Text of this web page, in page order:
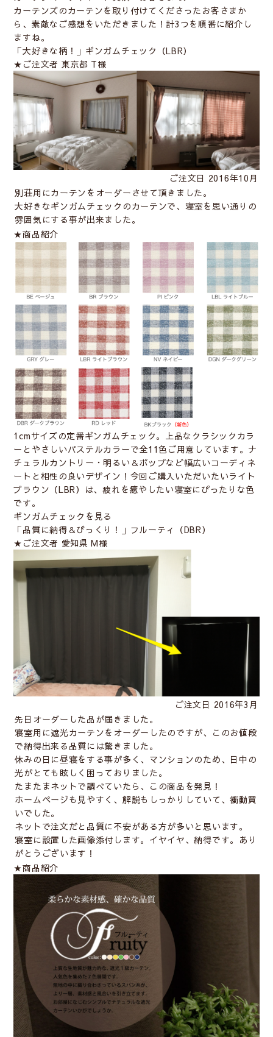
カーテンズのカーテンを取り付けてくださったお客さまか
ら、素敵なご感想をいただきました！計3つを順番に紹介し
ますね。
「大好きな柄！」ギンガムチェック（LBR）
★ご注文者 東京都 T様
ご注文日 2016年10月
別荘用にカーテンをオーダーさせて頂きました。
大好きなギンガムチェックのカーテンで、寝室を思い通りの
雰囲気にする事が出来ました。
★商品紹介
1cmサイズの定番ギンガムチェック。上品なクラシックカラ
ーとやさしいパステルカラーで全11色ご用意しています。ナ
チュラルカントリー・明るい＆ポップなど幅広いコーディネ
ートと相性の良いデザイン！今回ご購入いただいたいライト
ブラウン（LBR）は、疲れを癒やしたい寝室にぴったりな色
です。
ギンガムチェックを見る
「品質に納得＆びっくり！」フルーティ（DBR）
★ご注文者 愛知県 M様
ご注文日 2016年3月
先日オーダーした品が届きました。
寝室用に遮光カーテンをオーダーしたのですが、このお値段
で納得出来る品質には驚きました。
休みの日に昼寝をする事が多く、マンションのため、日中の
光がとても眩しく困っておりました。
たまたまネットで調べていたら、この商品を発見！
ホームページも見やすく、解説もしっかりしていて、衝動買
いでした。
ネットで注文だと品質に不安がある方が多いと思います。
寝室に設置した画像添付します。イヤイヤ、納得です。あり
がとうございます！
★商品紹介